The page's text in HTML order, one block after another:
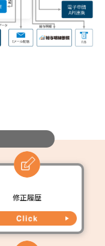
修正履歴